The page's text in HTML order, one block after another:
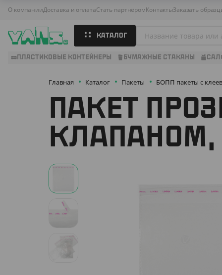
О компанииДоставка и оплатаСтать партнёромКонтактыЗаказать
КАТАЛОГ
ПЛАСТИКОВЫЕ КОНТЕЙНЕРЫ БУМАЖНЫЕ СТАКАНЫ
Главная Каталог Пакеты БОПП пакеты с
ПАКЕТ
КЛАПАНОМ,